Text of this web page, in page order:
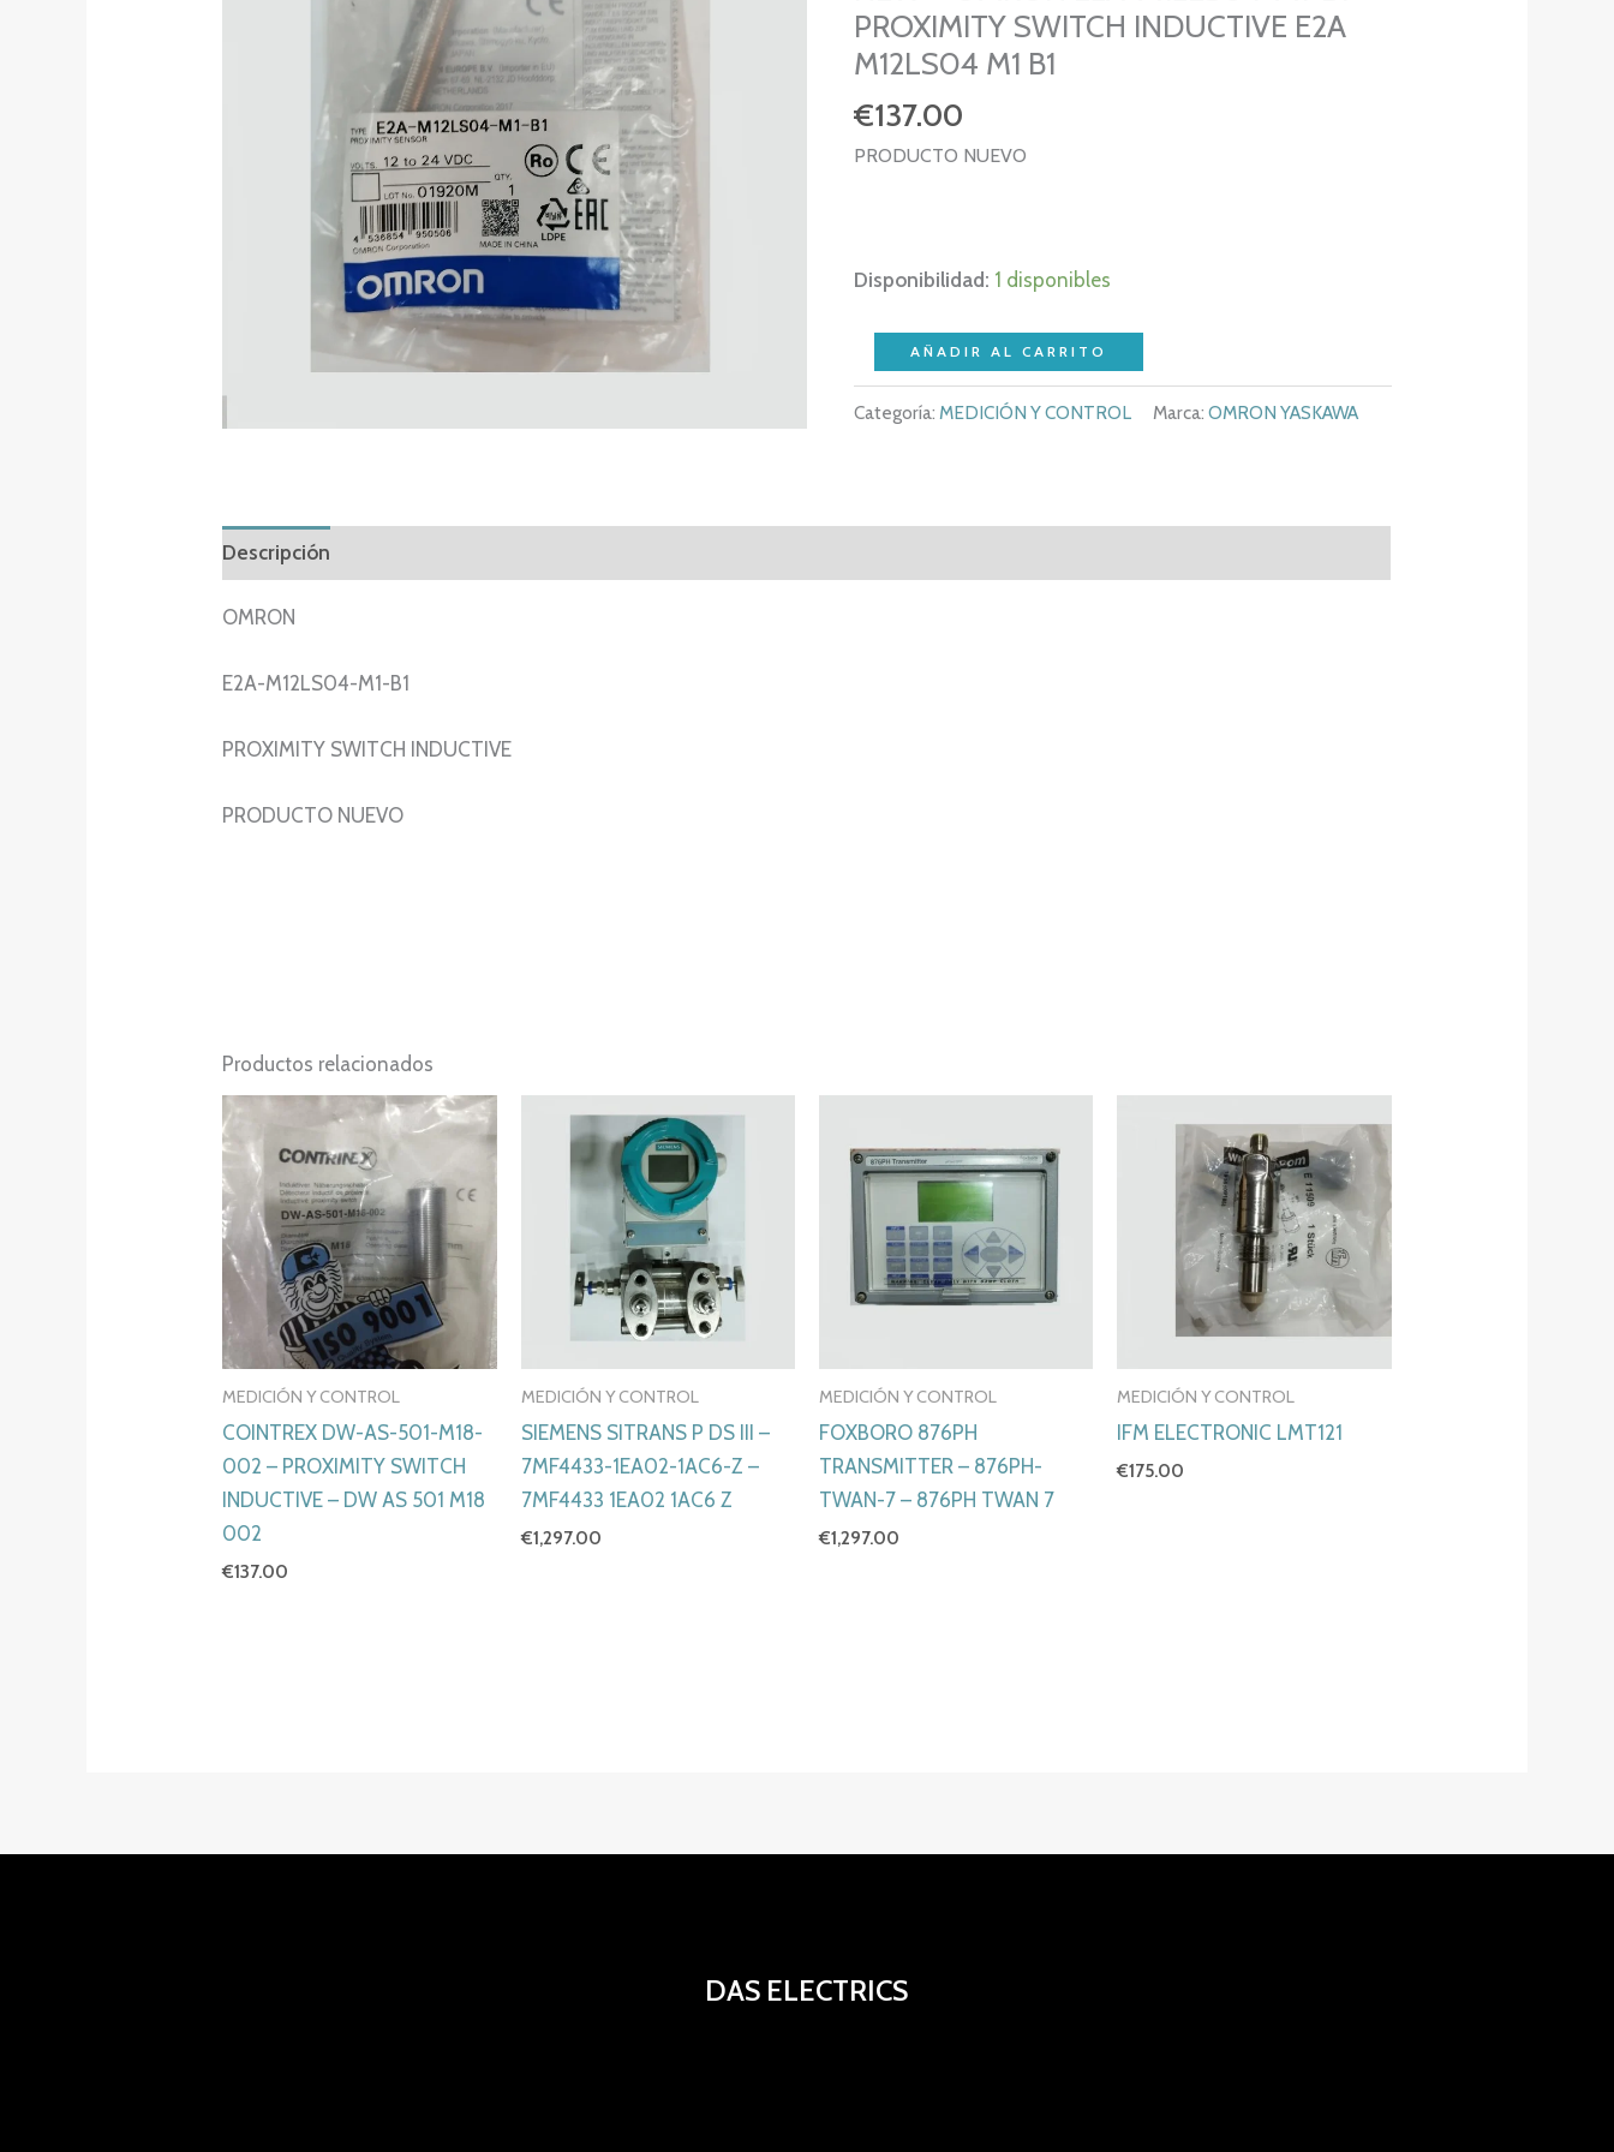
PROXIMITY SWITCH INDUCTIVE E2A
M12LS04 M1 B1
€137.00
PRODUCTO NUEVO
Disponibilidad: 1 disponibles
–
OMRON
-
AÑADIR AL CARRITO
Categoría: MEDICIÓN Y CONTROL Marca: OMRON YASKAWA
Descripción
OMRON
E2A-M12LS04-M1-B1
PROXIMITY SWITCH INDUCTIVE
PRODUCTO NUEVO
Productos relacionados
MEDICIÓN Y CONTROL
COINTREX DW-AS-501-M18-
002 – PROXIMITY SWITCH
INDUCTIVE – DW AS 501 M18
002
€137.00
MEDICIÓN Y CONTROL
SIEMENS SITRANS P DS III –
7MF4433-1EA02-1AC6-Z –
7MF4433 1EA02 1AC6 Z
€1,297.00
MEDICIÓN Y CONTROL
FOXBORO 876PH
TRANSMITTER – 876PH-
TWAN-7 – 876PH TWAN 7
€1,297.00
MEDICIÓN Y CONTROL
IFM ELECTRONIC LMT121
€175.00
DAS ELECTRICS